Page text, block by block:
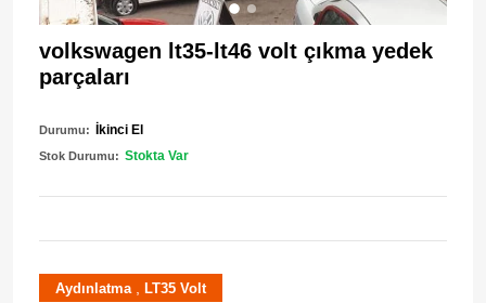
volkswagen lt35-lt46 volt çıkma yedek
parçaları
Durumu: İkinci El
Stok Durumu: Stokta Var
Aydınlatma LT35 Volt